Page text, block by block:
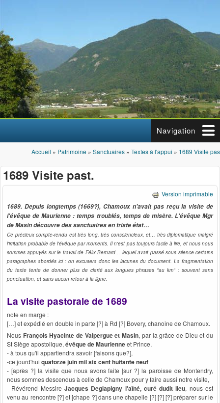
Navigation
Vous êtes ici
Accueil » Patrimoine » Sanctuaires » Textes à l'appui » 1689 Visite
1689 Visite past.
Version imprimable
1689. Depuis longtemps (1669?), Chamoux n'avait pas reçu la visite de
l'évêque de Maurienne : temps troublés, temps de misère. L'évêque Mgr
de Masin découvre des sanctuaires en triste état…
Ce précieux compte-rendu est très long, très consciencieux, et… très diplomatique malgré
l'irritation probable de l'évêque par moments. Il n'est pas toujours facile à lire, et nous nous
sommes appuyés sur le travail de Félix Bernard… lequel avait passé sous silence certains
paragraphes abordés ici : on excusera donc les lacunes du document. La fragmentation
du texte tente de donner plus de clarté aux longues phrases "au km" : souvent sans
ponctuation, et sans aucun retour à la ligne.
La visite pastorale de 1689
note en marge :
[…] et expédié en double in parte [?] à Rd [?] Bovery, chanoine de Chamoux.
Nous François Hyacinte de Valpergue et Masin, par la grâce de Dieu et du
St Siège apostolique, évêque de Maurienneet Prince,
- à tous qu'il appartiendra savoir [faisons que?],
-ce jourd'hui quatorze juin mil six cent huitante neuf
- [après ?] la visite que nous avons faite [sur ?] la paroisse de Montendry,
nous sommes descendus à celle de Chamoux pour y faire aussi notre visite,
- Révérend Messire Jacques Deglapigny l'aîné, curé dudit lieu, nous est
venu au rencontre [?] et [chape ?] dans une chapelle [?] [?] [?] préparer sur le